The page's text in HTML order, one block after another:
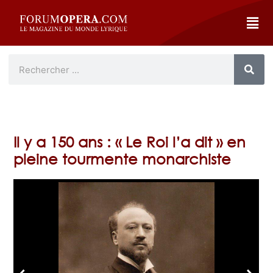
Il y a 150 ans : « Le Roi l’a dit » en
pleine tourmente monarchiste